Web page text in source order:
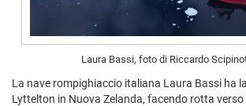
Laura Bassi, foto di Riccardo
La nave rompighiaccio italiana Laura Bassi ha
Lyttelton in Nuova Zelanda, facendo rotta verso